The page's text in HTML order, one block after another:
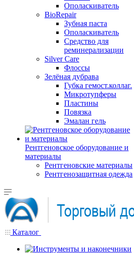
Ополаскиватель
BioRepair
Зубная паста
Ополаскиватель
Средство для
реминерализации
Silver Care
Флоссы
Зелёная дубрава
Губка гемост.коллаг.
Микротупферы
Пластины
Повязка
Эмалан гель
Рентгеновское оборудование и
материалы
Рентгеновские материалы
Рентгенозащитная одежда
Каталог